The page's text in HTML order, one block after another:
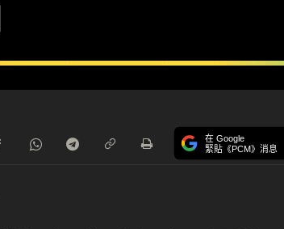
在 Google
緊貼《PCM》消息